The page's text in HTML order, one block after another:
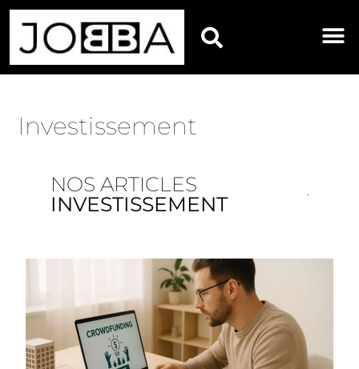
Investissement
NOS ARTICLES
INVESTISSEMENT